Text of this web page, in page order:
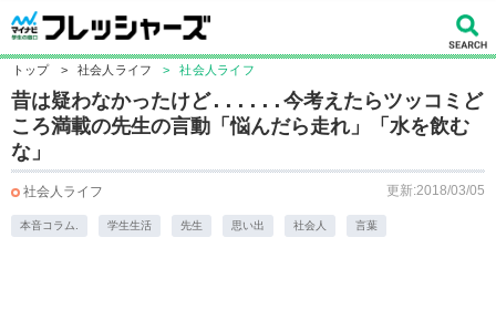
トップ > 社会人ライフ > 社会人ライフ
昔は疑わなかったけど......今考えたらツッコミど
ころ満載の先生の言動「悩んだら走れ」「水を飲む
な」
社会人ライフ 更新:2018/03/05
本音コラム. 学生生活 先生 思い出 社会人 言葉